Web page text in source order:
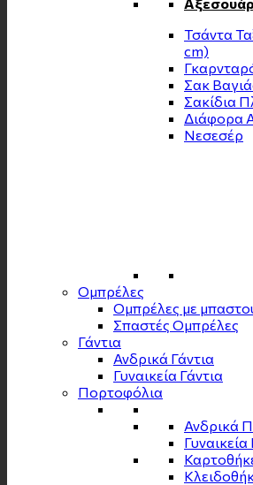
Τσάντα
cm)
Σακ
Σακίδια
Διάφορα
Νεσεσέρ
Ομπρέλες
Ομπρέλες με
Σπαστές Ομπρέλες
Γάντια
Ανδρικά Γάντια
Γυναικεία Γάντια
Πορτοφόλια
Ανδρικά